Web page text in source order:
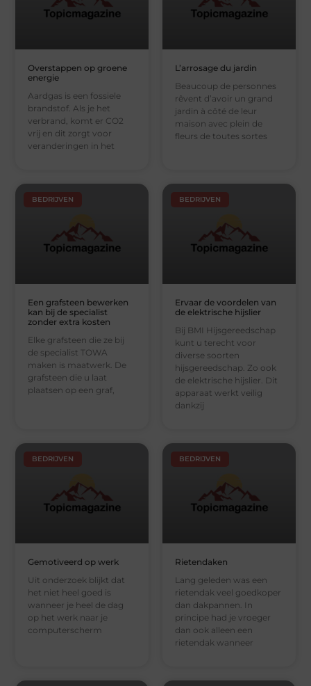
Overstappen op groene
energie
Aardgas is een fossiele
brandstof. Als je het
verbrand, komt er CO2
vrij en dit zorgt voor
veranderingen in het
L’arrosage du jardin
Beaucoup de personnes
rêvent d’avoir un grand
jardin à côté de leur
maison avec plein de
fleurs de toutes sortes
BEDRIJVEN
Een grafsteen bewerken
kan bij de specialist
zonder extra kosten
Elke grafsteen die ze bij
de specialist TOWA
maken is maatwerk. De
grafsteen die u laat
plaatsen op een graf,
BEDRIJVEN
Ervaar de voordelen van
de elektrische hijslier
Bij BMI Hijsgereedschap
kunt u terecht voor
diverse soorten
hijsgereedschap. Zo ook
de elektrische hijslier. Dit
apparaat werkt veilig
dankzij
BEDRIJVEN
Gemotiveerd op werk
Uit onderzoek blijkt dat
het niet heel goed is
wanneer je heel de dag
op het werk naar je
computerscherm
BEDRIJVEN
Rietendaken
Lang geleden was een
rietendak veel goedkoper
dan dakpannen. In
principe had je vroeger
dan ook alleen een
rietendak wanneer